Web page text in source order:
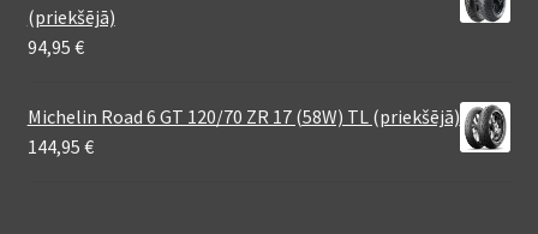
(priekšējā)
94,95 €
Michelin Road 6 GT 120/70 ZR 17 (58W) TL (priekšējā)
144,95 €